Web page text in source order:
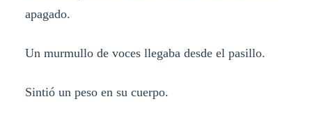
apagado.
Un murmullo de voces llegaba desde el pasillo.
Sintió un peso en su cuerpo.